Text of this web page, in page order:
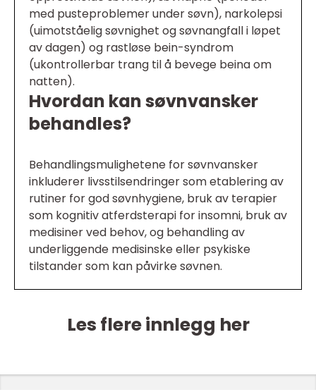
med pusteproblemer under søvn), narkolepsi
(uimotståelig søvnighet og søvnangfall i løpet
av dagen) og rastløse bein-syndrom
(ukontrollerbar trang til å bevege beina om
natten).
Hvordan kan søvnvansker
behandles?
Behandlingsmulighetene for søvnvansker
inkluderer livsstilsendringer som etablering av
rutiner for god søvnhygiene, bruk av terapier
som kognitiv atferdsterapi for insomni, bruk av
medisiner ved behov, og behandling av
underliggende medisinske eller psykiske
tilstander som kan påvirke søvnen.
Les flere innlegg her